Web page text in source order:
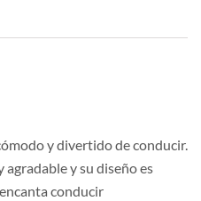
y divertido de conducir.
agradable y su diseño es
conducir